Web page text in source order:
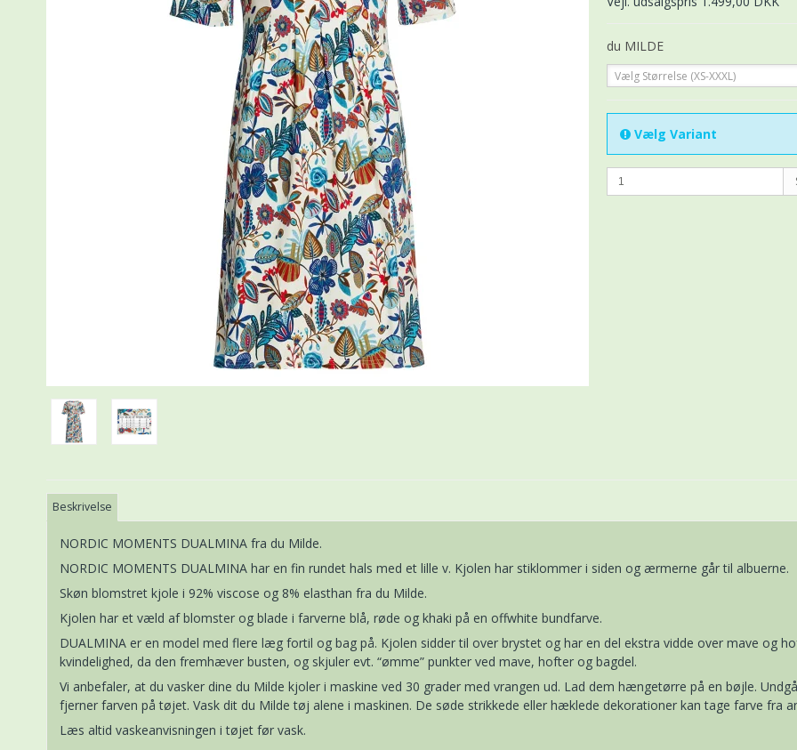
du MILDE
Vælg Størrelse (XS-XXXL)
Vælg Variant
Beskrivelse
NORDIC MOMENTS DUALMINA fra du Milde.
NORDIC MOMENTS DUALMINA har en fin rundet hals med et lille v. Kjolen har stiklommer i siden og ærmerne går til albuerne.
Skøn blomstret kjole i 92% viscose og 8% elasthan fra du Milde.
Kjolen har et væld af blomster og blade i farverne blå, røde og khaki på en offwhite bundfarve.
DUALMINA er en model med flere læg fortil og bag på. Kjolen sidder til over brystet og har en del ekstra vidde over mave og
kvindelighed, da den fremhæver busten, og skjuler evt. “ømme” punkter ved mave, hofter og bagdel.
Vi anbefaler, at du vasker dine du Milde kjoler i maskine ved 30 grader med vrangen ud. Lad dem hængetørre på en bøjle.
fjerner farven på tøjet. Vask dit du Milde tøj alene i maskinen. De søde strikkede eller hæklede dekorationer kan tage farve fra
Læs altid vaskeanvisningen i tøjet før vask.